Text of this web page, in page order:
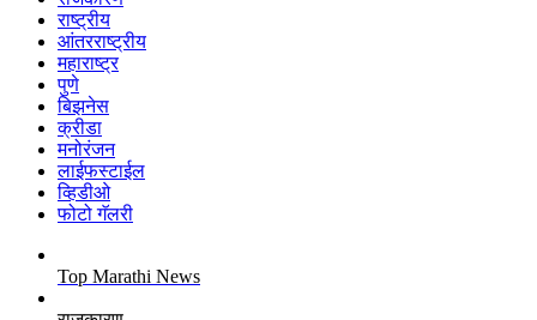
राष्ट्रीय
आंतरराष्ट्रीय
महाराष्ट्र
पुणे
बिझनेस
क्रीडा
मनोरंजन
लाईफस्टाईल
व्हिडीओ
फोटो गॅलरी
Top Marathi News